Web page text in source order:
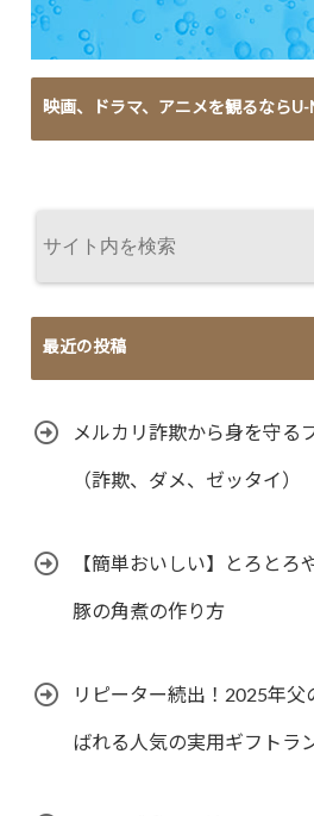
映画、ドラマ、アニメを観るならU-
最近の投稿
メルカリ詐欺から身を守る
（詐欺、ダメ、ゼッタイ）
【簡単おいしい】とろとろ
豚の角煮の作り方
リピーター続出！2025年父
ばれる人気の実用ギフトラ